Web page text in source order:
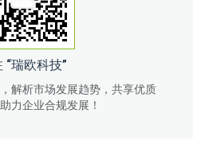
“瑞欧科技”
解析市场发展趋势，共享优质
力企业合规发展！